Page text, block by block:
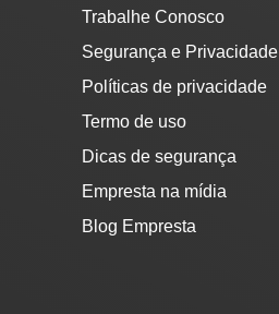
Trabalhe Conosco
Segurança e Privacidade
Políticas de privacidade
Termo de uso
Dicas de segurança
Empresta na mídia
Blog Empresta